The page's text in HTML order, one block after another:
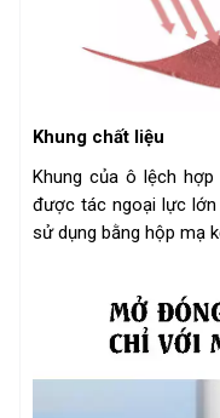
Khung chất liệu
Khung của ô lệch
được tác ngoại lực
sử dụng bằng hộp mạ